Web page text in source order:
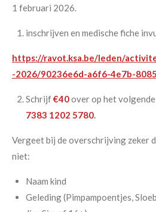
1 februari 2026.
inschrijven en medische fiche
https://ravot.ksa.be/leden/
-2026/90236e6d-a6f6-4e7b-
Schrijf€40over op het
7383 1202 5780.
Vergeet bij de overschrijving zeker
niet:
Naam kind
Geleding (Pimpampoentjes,